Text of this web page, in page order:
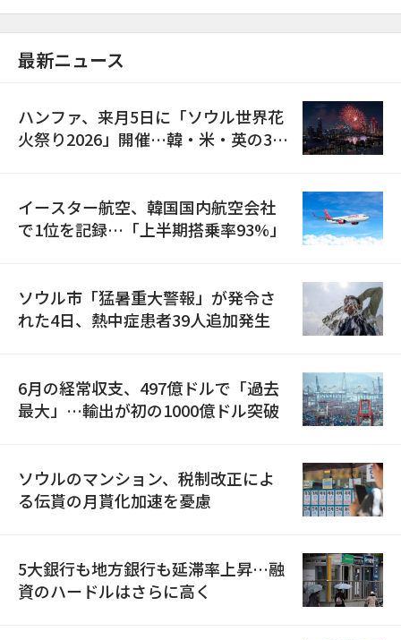
最新ニュース
ハンファ、来月5日に「ソウル世界花
火祭り2026」開催…韓・米・英の3カ
イースター航空、韓国国内航空会社
で1位を記録…「上半期搭乗率93%」
ソウル市「猛暑重大警報」が発令さ
れた4日、熱中症患者39人追加発生
6月の経常収支、497億ドルで「過去
最大」…輸出が初の1000億ドル突破
ソウルのマンション、税制改正によ
る伝貰の月貰化加速を憂慮
5大銀行も地方銀行も延滞率上昇…融
資のハードルはさらに高く